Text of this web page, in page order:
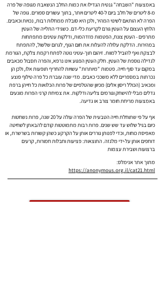
באמצעות "השבחה" גנטית הגדילו את כמות החלב הנשאבת מגופה של פרה
מ-8 ליטרים של חלב ביום ל-40 ליטרים ויותר, בתוך עשורים ספורים. גופה של
הפרה לא הותאם לשינוי המהיר, ולכן היא סובלת ממחלות רבות, נכויות וכאבים.
הלחץ העצום על העטין גורם לקריעת כלי-דם. כשגידי התלייה של העטין
מתרפים - העטין צונח, הפטמות מזדהמות, ודלקות עטינים מתפתחות
במהירות. הדלקת עלולה להעלות את חום הגוף, לגרום שלשול, להתפתח
לבצקת ואף להוביל למוות. זיהום תוך-עטיני נוטה לפתח רקמת צלקת, הגורמת
לגדילה נוספת של העטין. חלק העטין הפגוע אינו נרפא, והפרה תסבול מכאבים
במקום עד סוף חייה. פטמות "מיותרות" עשויות להחריף תופעות אלו, ולכן הן
נכרתות במספריים ללא משככי כאבים. מדי שנה עוברת כל פרה טילוף פוצע
ומכאיב (הכולל ריסון אלים) מכיוון שהטלפיים של פרות הכלואות כל חייהן ברפת
גדלים מבלי להישחק וגורמים צליעה ודלקות. את צמיחת קרני הפרות מונעים
באמצעות מריחת חומר צורב או גדיעה.
אף על פי שתוחלת חייה הטבעית של הפרה עולה על 20 שנה, פרות נשחטות
כיום בגיל שלוש עד שש שנים. פרות רבות מתמוטטות קודם להבאתן לשחיטה
מאפיסת כוחות, וכדי לפנותן גוררים אותן על הקרקע כשהן קשורות בשרשרת, או
דוחפים אותן על-ידי מלגזה. התוצאות: פציעות וחבלות חמורות, קרעים
ברצועות ושבירת עצמות
מתוך אתר אנימלס:
https://anonymous.org.il/cat21.html
לתרומה